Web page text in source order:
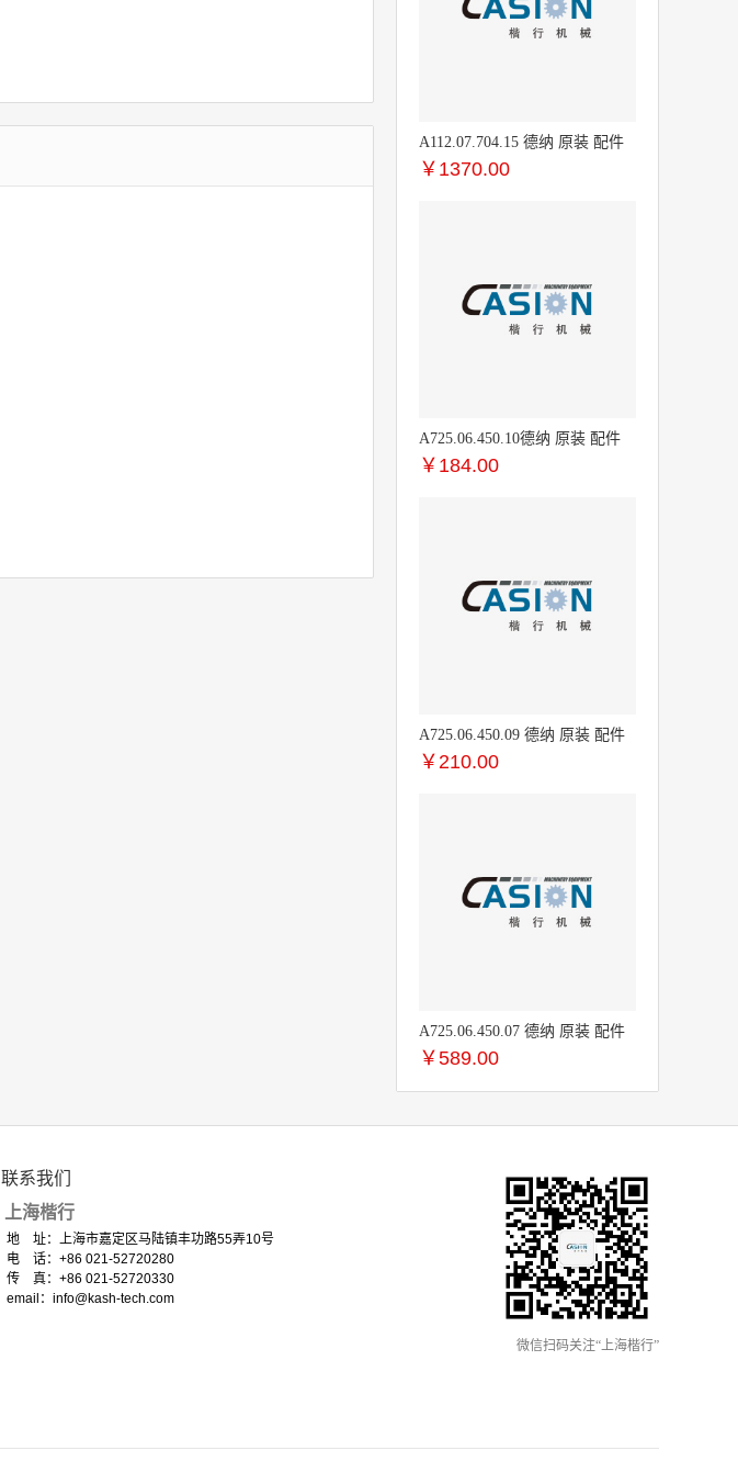
A112.07.704.15 德纳 原装 配件
￥ 1370.00
A725.06.450.10德纳 原装 配件
￥ 184.00
A725.06.450.09 德纳 原装 配件
￥ 210.00
A725.06.450.07 德纳 原装 配件
￥589.00
联系我们
上海楷行
地 址：上海市嘉定区马陆镇丰功路55弄10号
电 话：+86 021-52720280
传 真：+86 021-52720330
email：info@kash-tech.com
微信扫码关注“上海楷行”